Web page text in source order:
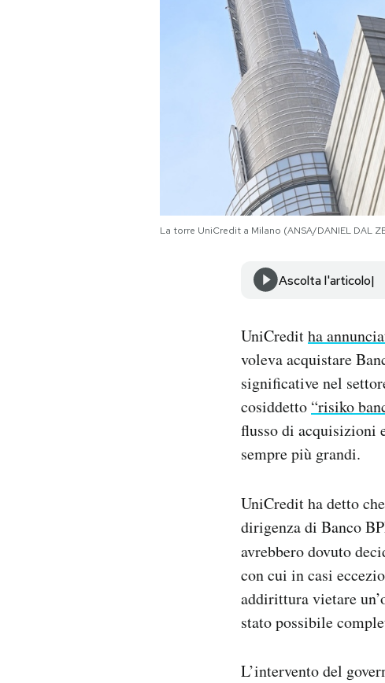
La torre UniCredit a Milano (ANSA/DANIEL DAL
Ascolta l'articolo
UniCreditha
voleva acquistare
significative nel
cosiddetto “risiko
flusso di acquisizioni
sempre più grandi.
UniCredit ha detto
dirigenza di Banco
avrebbero dovuto
con cui in casi
addirittura vietare
stato possibile
L’intervento del